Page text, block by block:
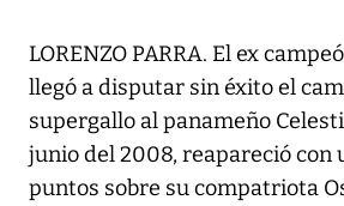
LORENZO PARRA. El ex
llegó a disputar sin éxito el
supergallo al panameño
junio del 2008, reapareció con
puntos sobre su compatriota